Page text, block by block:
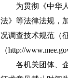
为贯彻《中华人
法》等法律法规，
况调查技术规范（
（http://
各机关团体、企